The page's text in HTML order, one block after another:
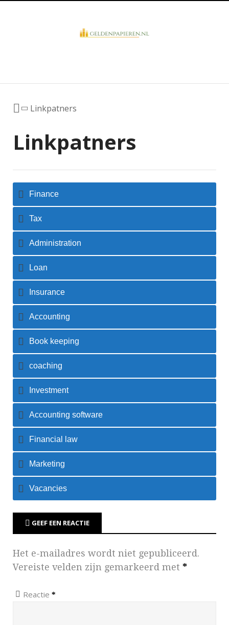
Linkpatners
Linkpatners
Finance
Tax
Administration
Loan
Insurance
Accounting
Book keeping
coaching
Investment
Accounting software
Financial law
Marketing
Vacancies
GEEF EEN REACTIE
Het e-mailadres wordt niet gepubliceerd.
Vereiste velden zijn gemarkeerd met *
Reactie *